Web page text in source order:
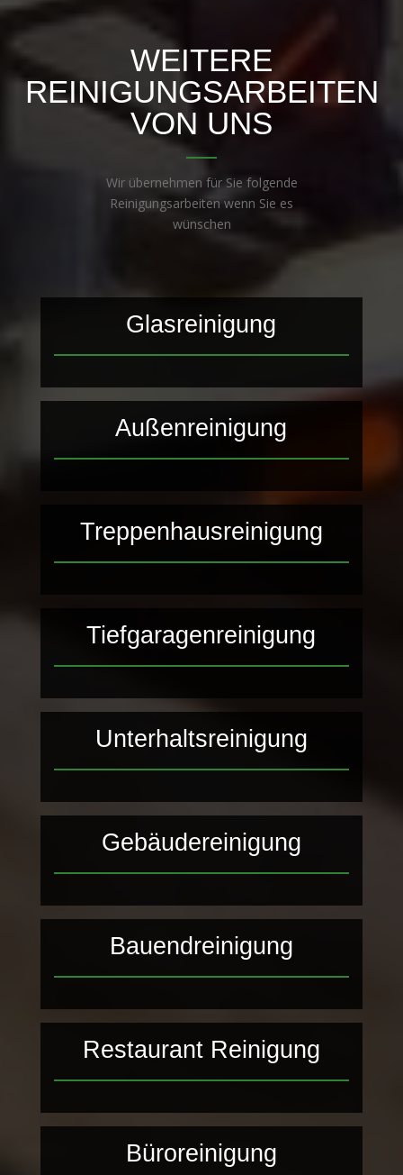
WEITERE
REINIGUNGSARBEITEN
VON UNS
Wir übernehmen für Sie folgende
Reinigungsarbeiten wenn Sie es
wünschen
Glasreinigung
Außenreinigung
Treppenhausreinigung
Tiefgaragenreinigung
Unterhaltsreinigung
Gebäudereinigung
Bauendreinigung
Restaurant Reinigung
Büroreinigung